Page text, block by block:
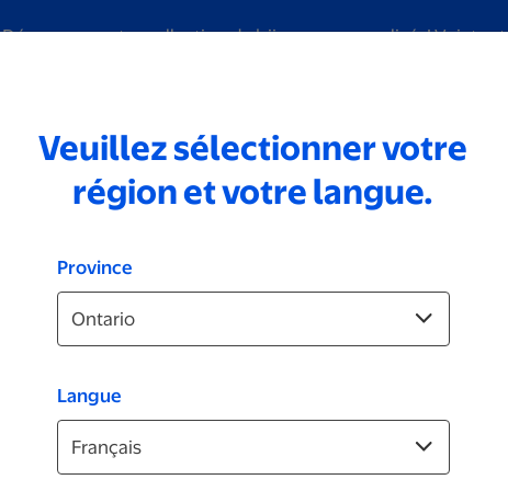
Découvrez notre collection de bijoux personnalisés!Voir tout
Numérisation MarquesPhotos d'identitéVidéo
Veuillez sélectionner votre
région et votre langue.
Province
Langue